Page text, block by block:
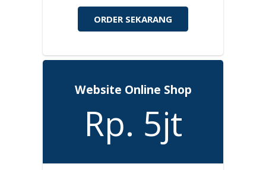
ORDER SEKARANG
Website Online Shop
Rp. 5jt